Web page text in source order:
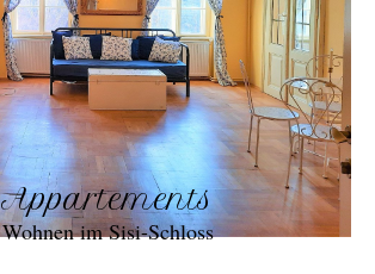
Appartements
Wohnen im Sisi-Schloss